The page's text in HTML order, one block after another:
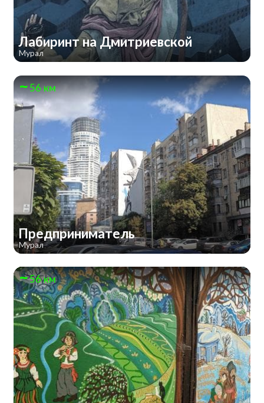
Лабиринт на Дмитриевской
Мурал
56 км
Предприниматель
Мурал
56 км